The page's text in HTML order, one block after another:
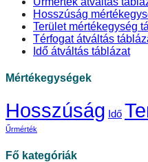
Hosszúság
Terület mértékegység
Térfogat átváltás
Idő átváltás táblázat
Mértékegységek
Hosszúság Idő
Űrmérték
Fő kategóriák